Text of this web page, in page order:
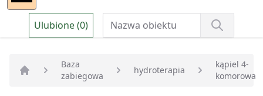
Ulubione (0)
Strona główna
Baza
zabiegowa
hydroterapia
kąpiel 4-
komorowa